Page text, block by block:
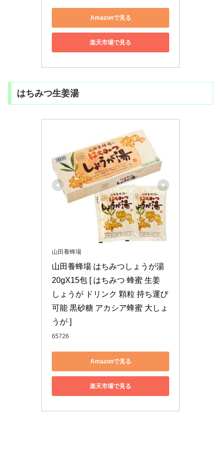
Amazonで見る
楽天市場で見る
はちみつ生姜湯
山田養蜂場
山田養蜂場 はちみつしょうが湯
20gX15包 [ はちみつ 蜂蜜 生姜
しょうが ドリンク 顆粒 持ち運び
可能 黒砂糖 アカシア蜂蜜 大しょ
うが ]
65726
Amazonで見る
楽天市場で見る